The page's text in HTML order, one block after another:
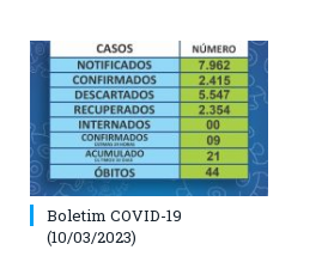
Boletim COVID-19
(10/03/2023)